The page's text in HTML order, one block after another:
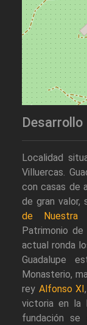
Desarrollo
Localidad
Villuercas.
con casas de
de gran valor,
de Nuestra
Patrimonio
actual ronda
Guadalupe
Monasterio,
rey Alfonso XI
victoria en la
fundación